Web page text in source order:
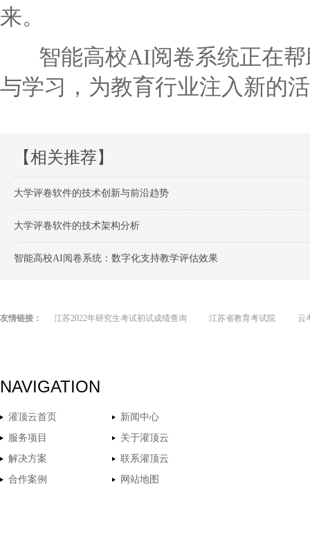
来。
智能高校AI阅卷系统正在帮
与学习，为教育行业注入新的
【相关推荐】
大学评卷软件的技术创新与前沿趋势
大学评卷软件的技术架构分析
智能高校AI阅卷系统：数字化支持教学评估效果
友情链接： 江苏2022年研究生考试初试成绩查询 江苏省教育考试院 云
NAVIGATION
灌顶云首页
新闻中心
服务项目
关于灌顶云
解决方案
联系灌顶云
合作案例
网站地图